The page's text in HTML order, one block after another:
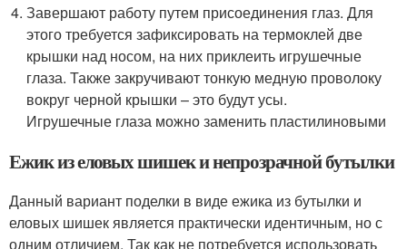
Завершают работу путем присоединения глаз. Для
этого требуется зафиксировать на термоклей две
крышки над носом, на них приклеить игрушечные
глаза. Также закручивают тонкую медную проволоку
вокруг черной крышки – это будут усы.
Игрушечные глаза можно заменить пластилиновыми
Ежик из еловых шишек и непрозрачной бутылки
Данный вариант поделки в виде ежика из бутылки и
еловых шишек является практически идентичным, но с
одним отличием. Так как не потребуется использовать